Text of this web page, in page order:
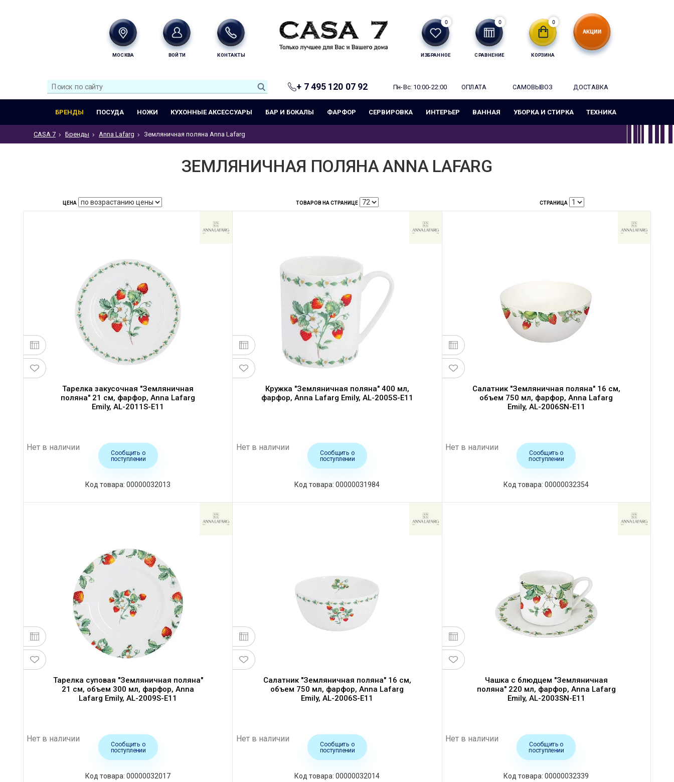
МОСКВА ВОЙТИ КОНТАКТЫ ИЗБРАННОЕ
0
СРАВНЕНИЕ
0
КОРЗИНА
0
+ 7 495 120 07 92 Пн-Вс: 10:00-22:00 ОПЛАТА САМОВЫВОЗ ДОСТАВКА
БРЕНДЫ ПОСУДА НОЖИ КУХОННЫЕ АКСЕССУАРЫ БАР И БОКАЛЫ ФАРФОР СЕРВИРОВКА ИНТЕРЬЕР ВАННАЯ УБОРКА И СТИРКА ТЕХНИКА
CASA 7 Бренды Anna Lafarg Земляничная поляна Anna Lafarg
ЗЕМЛЯНИЧНАЯ ПОЛЯНА ANNA LAFARG
ЦЕНА ТОВАРОВ НА СТРАНИЦЕ СТРАНИЦА
Тарелка закусочная "Земляничная
поляна" 21 см, фарфор, Anna Lafarg
Emily, AL-2011S-E11
Нет в наличии
Сообщить о
поступлении
Код товара: 00000032013
Кружка "Земляничная поляна" 400 мл,
фарфор, Anna Lafarg Emily, AL-2005S-E11
Нет в наличии
Сообщить о
поступлении
Код товара: 00000031984
Салатник "Земляничная поляна" 16 см,
объем 750 мл, фарфор, Anna Lafarg
Emily, AL-2006SN-E11
Нет в наличии
Сообщить о
поступлении
Код товара: 00000032354
Тарелка суповая "Земляничная поляна"
21 см, объем 300 мл, фарфор, Anna
Lafarg Emily, AL-2009S-E11
Нет в наличии
Сообщить о
поступлении
Код товара: 00000032017
Салатник "Земляничная поляна" 16 см,
объем 750 мл, фарфор, Anna Lafarg
Emily, AL-2006S-E11
Нет в наличии
Сообщить о
поступлении
Код товара: 00000032014
Чашка с блюдцем "Земляничная
поляна" 220 мл, фарфор, Anna Lafarg
Emily, AL-2003SN-E11
Нет в наличии
Сообщить о
поступлении
Код товара: 00000032339